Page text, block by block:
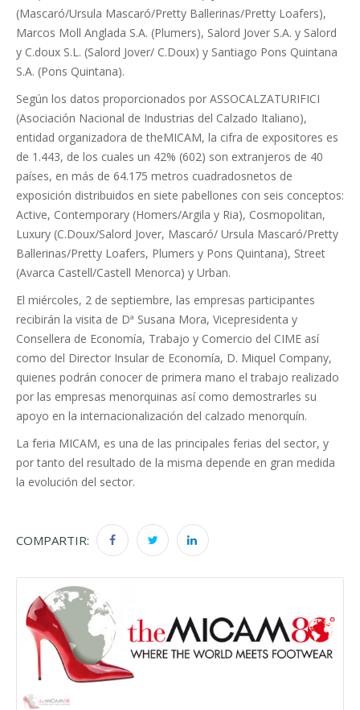
(Mascaró/Ursula Mascaró/Pretty Ballerinas/Pretty Loafers),
Marcos Moll Anglada S.A. (Plumers), Salord Jover S.A. y Salord
y C.doux S.L. (Salord Jover/ C.Doux) y Santiago Pons Quintana
S.A. (Pons Quintana).
Según los datos proporcionados por ASSOCALZATURIFICI
(Asociación Nacional de Industrias del Calzado Italiano),
entidad organizadora de theMICAM, la cifra de expositores es
de 1.443, de los cuales un 42% (602) son extranjeros de 40
países, en más de 64.175 metros cuadradosnetos de
exposición distribuidos en siete pabellones con seis conceptos:
Active, Contemporary (Homers/Argila y Ria), Cosmopolitan,
Luxury (C.Doux/Salord Jover, Mascaró/ Ursula Mascaró/Pretty
Ballerinas/Pretty Loafers, Plumers y Pons Quintana), Street
(Avarca Castell/Castell Menorca) y Urban.
El miércoles, 2 de septiembre, las empresas participantes
recibirán la visita de Dª Susana Mora, Vicepresidenta y
Consellera de Economía, Trabajo y Comercio del CIME así
como del Director Insular de Economía, D. Miquel Company,
quienes podrán conocer de primera mano el trabajo realizado
por las empresas menorquinas así como demostrarles su
apoyo en la internacionalización del calzado menorquín.
La feria MICAM, es una de las principales ferias del sector, y
por tanto del resultado de la misma depende en gran medida
la evolución del sector.
COMPARTIR: